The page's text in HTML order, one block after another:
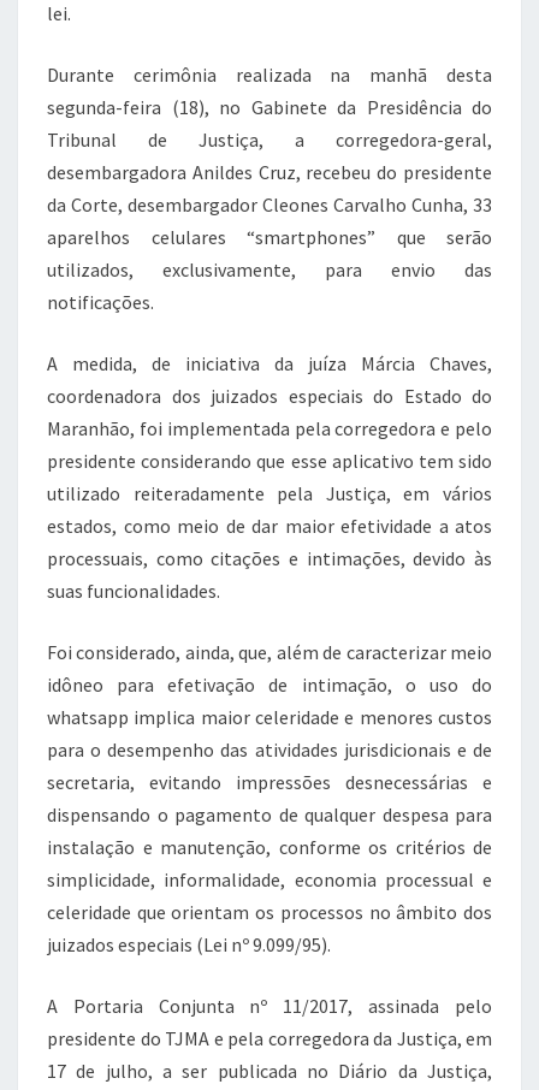
lei.
Durante cerimônia realizada na manhã desta
segunda-feira (18), no Gabinete da Presidência do
Tribunal de Justiça, a corregedora-geral,
desembargadora Anildes Cruz, recebeu do presidente
da Corte, desembargador Cleones Carvalho Cunha, 33
aparelhos celulares “smartphones” que serão
utilizados, exclusivamente, para envio das
notificações.
A medida, de iniciativa da juíza Márcia Chaves,
coordenadora dos juizados especiais do Estado do
Maranhão, foi implementada pela corregedora e pelo
presidente considerando que esse aplicativo tem sido
utilizado reiteradamente pela Justiça, em vários
estados, como meio de dar maior efetividade a atos
processuais, como citações e intimações, devido às
suas funcionalidades.
Foi considerado, ainda, que, além de caracterizar meio
idôneo para efetivação de intimação, o uso do
whatsapp implica maior celeridade e menores custos
para o desempenho das atividades jurisdicionais e de
secretaria, evitando impressões desnecessárias e
dispensando o pagamento de qualquer despesa para
instalação e manutenção, conforme os critérios de
simplicidade, informalidade, economia processual e
celeridade que orientam os processos no âmbito dos
juizados especiais (Lei nº 9.099/95).
A Portaria Conjunta nº 11/2017, assinada pelo
presidente do TJMA e pela corregedora da Justiça, em
17 de julho, a ser publicada no Diário da Justiça,